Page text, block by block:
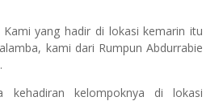
yang hadir di lokasi kemarin itu
kami dari Rumpun Abdurrabie
kehadiran kelompoknya di lokasi